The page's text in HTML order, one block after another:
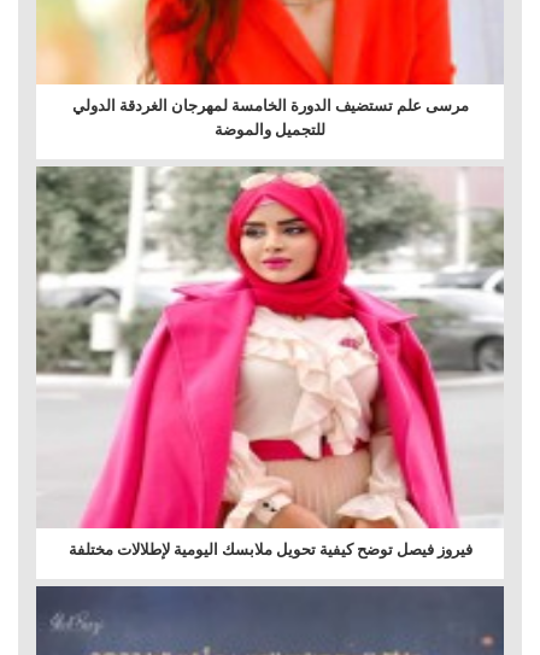
مرسى علم تستضيف الدورة الخامسة لمهرجان الغردقة الدولي
للتجميل والموضة
فيروز فيصل توضح كيفية تحويل ملابسك اليومية لإطلالات مختلفة